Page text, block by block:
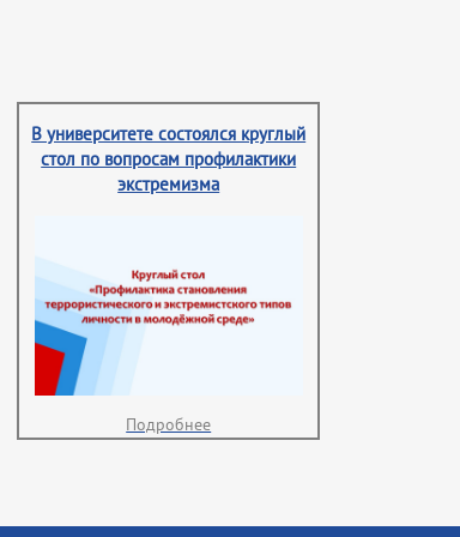
В университете состоялся круглый
стол по вопросам профилактики
экстремизма
Подробнее